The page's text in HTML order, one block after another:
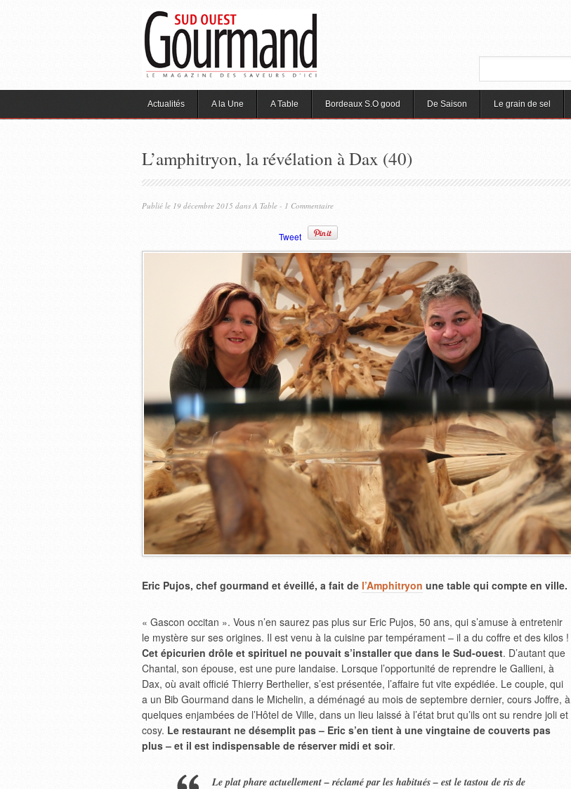
Actualités A la Une A Table Bordeaux S.O good De Saison Le grain de sel
L’amphitryon, la révélation à Dax (40)
Publié le 19 décembre 2015 dans A Table - 1 Commentaire
Tweet
Eric Pujos, chef gourmand et éveillé, a fait de l’Amphitryon une table qui compte en ville.
« Gascon occitan ». Vous n’en saurez pas plus sur Eric Pujos, 50 ans, qui s’amuse à entretenir
le mystère sur ses origines. Il est venu à la cuisine par tempérament – il a du coffre et des kilos !
Cet épicurien drôle et spirituel ne pouvait s’installer que dans le Sud-ouest. D’autant que
Chantal, son épouse, est une pure landaise. Lorsque l’opportunité de reprendre le Gallieni, à
Dax, où avait officié Thierry Berthelier, s’est présentée, l’affaire fut vite expédiée. Le couple, qui
a un Bib Gourmand dans le Michelin, a déménagé au mois de septembre dernier, cours Joffre, à
quelques enjambées de l’Hôtel de Ville, dans un lieu laissé à l’état brut qu’ils ont su rendre joli et
cosy. Le restaurant ne désemplit pas – Eric s’en tient à une vingtaine de couverts pas
plus – et il est indispensable de réserver midi et soir.
Le plat phare actuellement – réclamé par les habitués – est le tastou de ris de